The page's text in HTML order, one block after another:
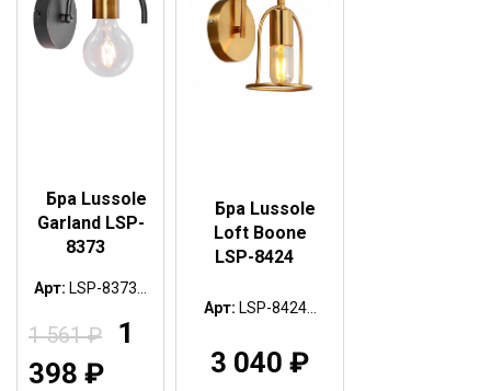
Бра Lussole
Garland LSP-
8373
Арт: LSP-8373...
1 561₽
1
398 ₽
Бра Lussole
Loft Boone
LSP-8424
Арт: LSP-8424...
3 040 ₽